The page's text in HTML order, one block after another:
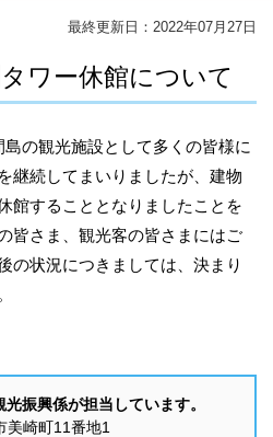
最終更新日：2022年07月27日
ワー休館について
の観光施設として多くの皆様に
継続してまいりましたが、建物
館することとなりましたことを
皆さま、観光客の皆さまにはご
の状況につきましては、決まり
振興係が担当しています。
崎町11番地1